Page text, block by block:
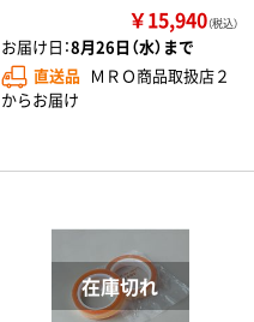
￥15,940（税込）
お届け日：8月26日（水）まで
直送品 ＭＲＯ商品取扱店２
からお届け